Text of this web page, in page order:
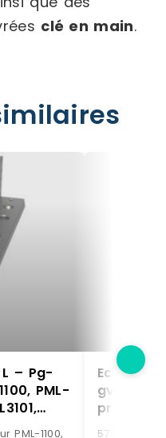
clé en main.
– Pg-
PML-
PML-1100,
Echelle
gv4
pré-
5713767 -